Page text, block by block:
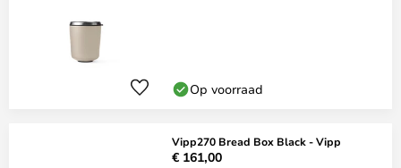
Op voorraad
Vipp270 Bread Box Black - Vipp
€ 161,00